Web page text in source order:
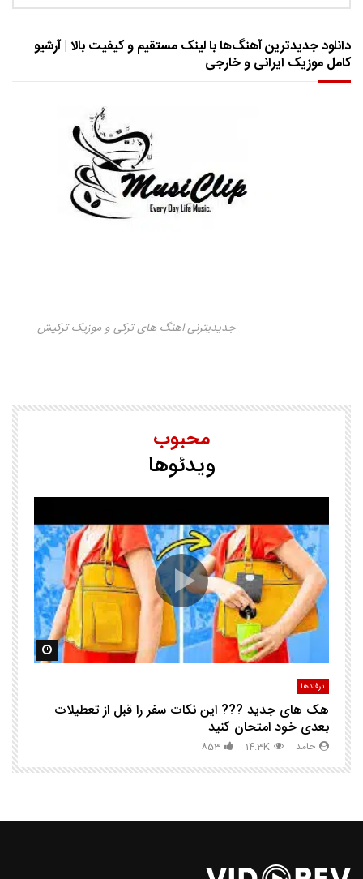
دانلود جدیدترین آهنگ‌ها با لینک مستقیم و کیفیت بالا | آرشیو
کامل موزیک ایرانی و خارجی
جدیدیترنی اهنگ های ترکی و موزیک ترکیش
محبوب
ویدئوها
مشاهده
ترفندها
هک های جدید ??️? این نکات سفر را قبل از تعطیلات
بعدی خود امتحان کنید
حامد 14.3K
853
مشاهده بعدا